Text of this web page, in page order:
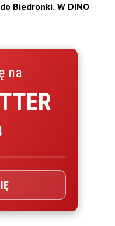
Biedronki. W DINO
na